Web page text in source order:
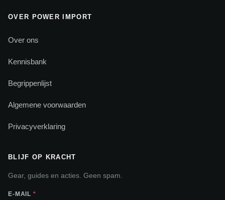
OVER POWER IMPORT
Over ons
Kennisbank
Begrippenlijst
Algemene voorwaarden
Privacyverklaring
BLIJF OP KRACHT
Gear, guides en acties. Geen spam.
E-MAIL *